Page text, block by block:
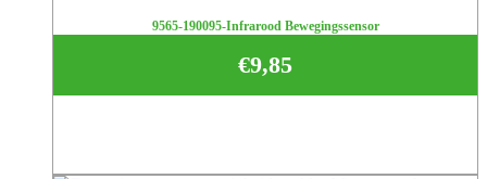
9565-190095-Infrarood Bewegingssensor
€9,85